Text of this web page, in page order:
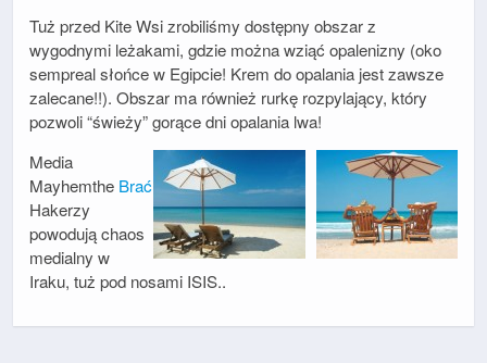
Tuż przed Kite Wsi zrobiliśmy dostępny obszar z
wygodnymi leżakami, gdzie można wziąć opalenizny (oko
sempreal słońce w Egipcie! Krem do opalania jest zawsze
zalecane!!). Obszar ma również rurkę rozpylający, który
pozwoli “świeży” gorące dni opalania lwa!
Media
Mayhemthe Brać
Hakerzy
powodują chaos
medialny w
Iraku, tuż pod nosami ISIS..